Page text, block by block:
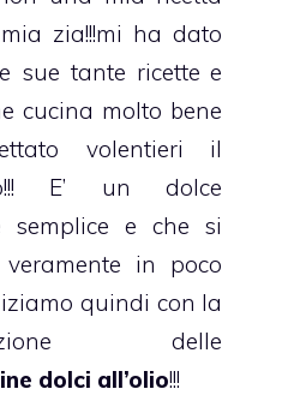
zia!!!mi ha dato
sue tante ricette e
cucina molto bene
volentieri il
E’ un dolce
semplice e che si
in poco
quindi con la
delle
dolci all’olio!!!